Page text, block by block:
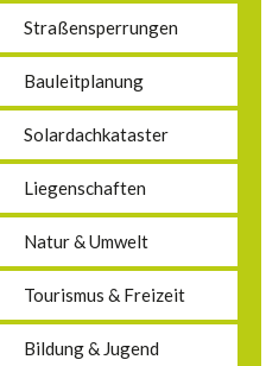
Straßensperrungen
Bauleitplanung
Solardachkataster
Liegenschaften
Natur & Umwelt
Tourismus & Freizeit
Bildung & Jugend